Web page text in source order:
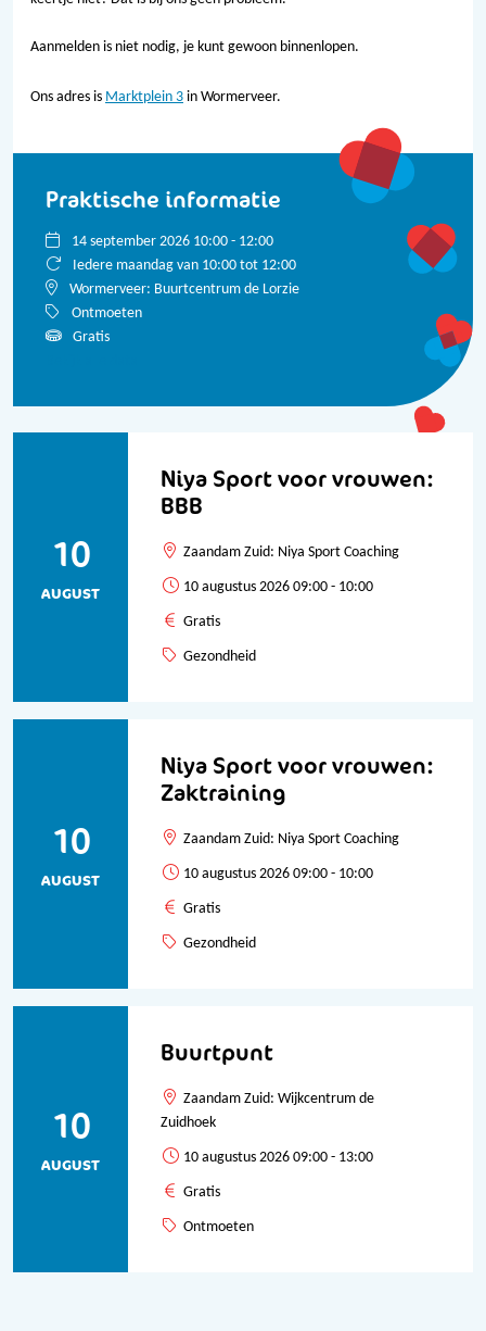
Aanmelden is niet nodig, je kunt gewoon binnenlopen.
Ons adres is Marktplein 3 in Wormerveer.
Praktische informatie
14 september 2026 10:00 - 12:00
Iedere maandag van 10:00 tot 12:00
Wormerveer: Buurtcentrum de Lorzie
Ontmoeten
Gratis
Niya Sport voor vrouwen:
BBB
10
AUGUST
Zaandam Zuid: Niya Sport Coaching
10 augustus 2026 09:00 - 10:00
Gratis
Gezondheid
Niya Sport voor vrouwen:
Zaktraining
10
AUGUST
Zaandam Zuid: Niya Sport Coaching
10 augustus 2026 09:00 - 10:00
Gratis
Gezondheid
Buurtpunt
10
AUGUST
Zaandam Zuid: Wijkcentrum de
Zuidhoek
10 augustus 2026 09:00 - 13:00
Gratis
Ontmoeten